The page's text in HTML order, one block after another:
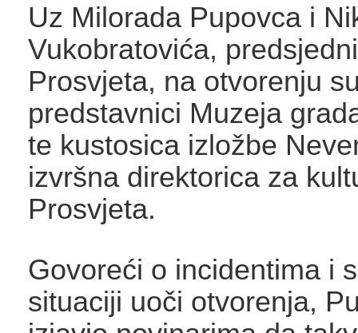
Uz Milorada Pupovca i
Vukobratovića,
Prosvjeta, na otvorenju
predstavnici Muzeja
te kustosica izložbe
izvršna direktorica za
Prosvjeta.
Govoreći o incidentima i
situaciji uoči otvorenja,